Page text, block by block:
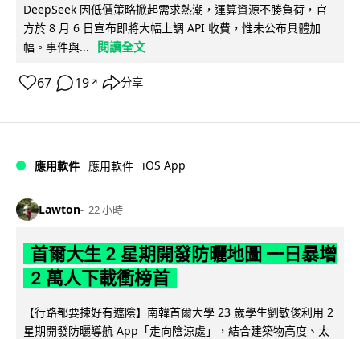
DeepSeek 因低價策略掀起需求熱潮，運算資源不勝負荷，官
方於 8 月 6 日宣布即將大幅上調 API 收費，惟未公布具體加
幅。事件與...
閱讀全文
67 19 ↗ 分享
應用軟件 應用軟件 iOS App
Lawton 22 小時
首爾大生 2 星期開發防曬地圖 一日暴增
2 萬人下載衝榜首
【行路都要揀好有遮陰】南韓首爾大學 23 歲學生劉敏俊利用 2
星期開發防曬導航 App「走向陰涼處」，結合建築物高度、太